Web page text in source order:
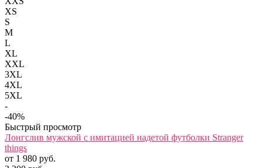
XS
S
M
L
XL
XXL
3XL
4XL
5XL
-
-40%
Быстрый просмотр
Лонгслив мужской с имитацией надетой футболки Stranger
things
от 1 980 руб.